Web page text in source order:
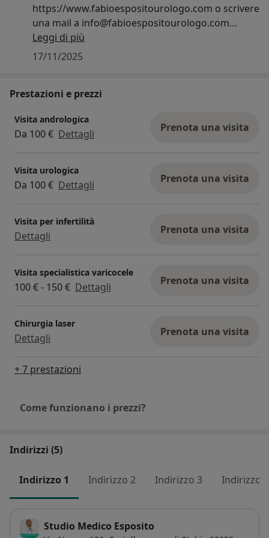
elenco dei farmaci assunti oltre che eventuali esami
ematochimici e strumentali precedentemente
effettuati che possono arricchire la raccolta delle
informazioni durante l'anamnesi.
https://www.fabioespositourologo.com o scrivere
una mail a info@fabioespositourologo.com
Per prenotare una consulenza presso il CMO
Futura contattare il numero: 081 319 3111
Leggi di più
17/11/2025
Prestazioni e prezzi
Visita andrologica
Da 100 € Dettagli Prenota una visita
Visita urologica
Da 100 € Dettagli Prenota una visita
Visita per infertilità
Dettagli Prenota una visita
Visita specialistica varicocele
100 € - 150 € Dettagli Prenota una visita
Chirurgia laser
Dettagli Prenota una visita
+ 7 prestazioni
Come funzionano i prezzi?
Indirizzi (5)
Indirizzo 1 Indirizzo 2 Indirizzo 3 Indirizzo 4
Studio Medico Esposito